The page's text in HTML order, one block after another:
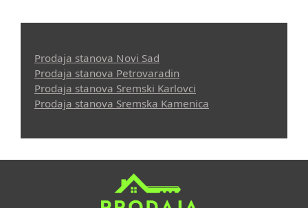
Prodaja stanova Novi Sad
Prodaja stanova Petrovaradin
Prodaja stanova Sremski Karlovci
Prodaja stanova Sremska Kamenica